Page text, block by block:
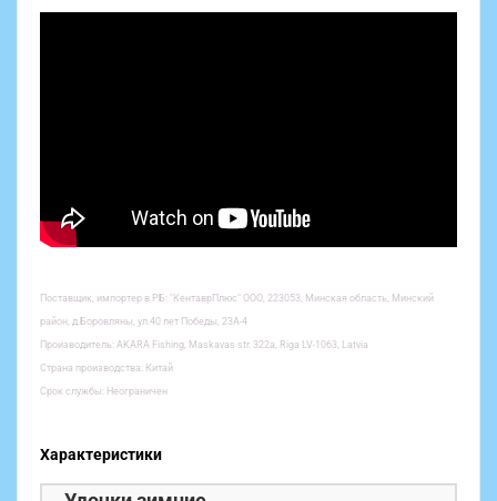
Поставщик, импортер в РБ: "КентаврПлюс" ООО, 223053, Минская область, Минский
район, д.Боровляны, ул.40 лет Победы, 23А-4
Производитель: AKARA Fishing, Maskavas str. 322a, Riga LV-1063, Latvia
Страна производства: Китай
Срок службы: Неограничен
Характеристики